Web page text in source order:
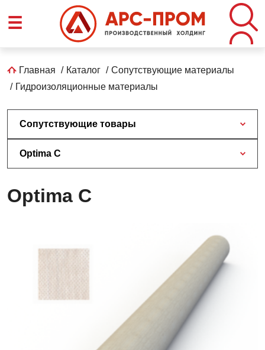
☰
Строка
навигации
Главная Каталог
Сопутствующие материалы
Гидроизоляционные материалы
Сопутствующие товары
Optima С
Optima С